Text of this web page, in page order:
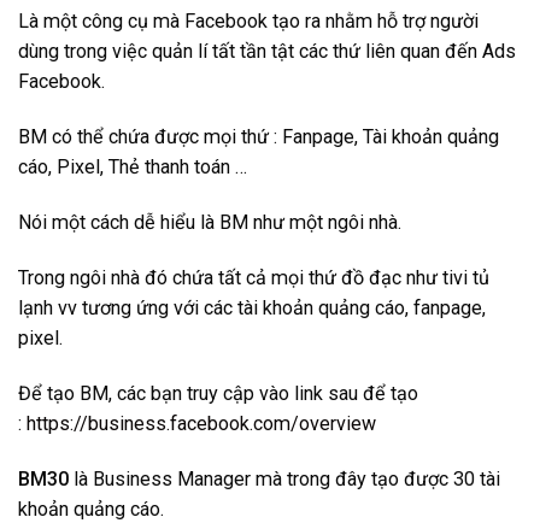
Là một công cụ mà Facebook tạo ra nhằm hỗ trợ người
dùng trong việc quản lí tất tần tật các thứ liên quan đến Ads
Facebook.
BM có thể chứa được mọi thứ : Fanpage, Tài khoản quảng
cáo, Pixel, Thẻ thanh toán …
Nói một cách dễ hiểu là BM như một ngôi nhà.
Trong ngôi nhà đó chứa tất cả mọi thứ đồ đạc như tivi tủ
lạnh vv tương ứng với các tài khoản quảng cáo, fanpage,
pixel.
Để tạo BM, các bạn truy cập vào link sau để tạo
: https://business.facebook.com/overview
BM30 là Business Manager mà trong đây tạo được 30 tài
khoản quảng cáo.